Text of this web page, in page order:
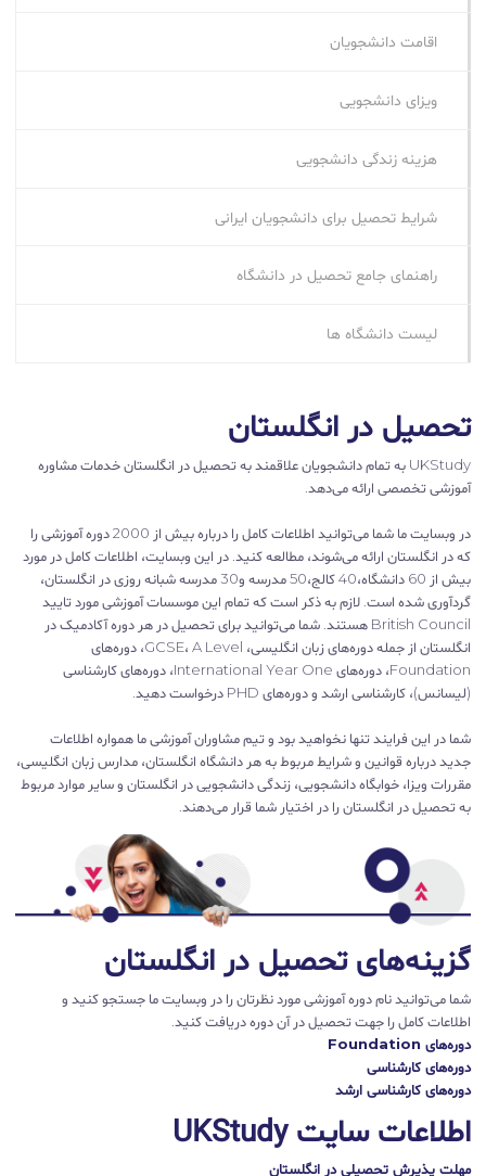
اقامت دانشجویان
ویزای دانشجویی
هزینه زندگی دانشجویی
شرایط تحصیل برای دانشجویان ایرانی
راهنمای جامع تحصیل در دانشگاه
لیست دانشگاه ها
تحصیل در انگلستان
UKStudy به تمام دانشجویان علاقمند به تحصیل در انگلستان خدمات مشاوره
آموزشی تخصصی ارائه می‌دهد.
در وبسایت ما شما می‌توانید اطلاعات کامل را درباره بیش از 2000 دوره آموزشی را
که در انگلستان ارائه می‌شوند، مطالعه کنید. در این وبسایت، اطلاعات کامل در مورد
بیش از 60 دانشگاه،40 کالج،50 مدرسه و30 مدرسه شبانه روزی در انگلستان،
گردآوری شده است. لازم به ذکر است که تمام این موسسات آموزشی مورد تایید
British Council هستند. شما می‌توانید برای تحصیل در هر دوره آکادمیک در
انگلستان از جمله دوره‌های زبان انگلیسی، GCSE، A Level، دوره‌های
Foundation، دوره‌های International Year One، دوره‌های کارشناسی
(لیسانس)، کارشناسی ارشد و دوره‌های PHD درخواست دهید.
شما در این فرایند تنها نخواهید بود و تیم مشاوران آموزشی ما همواره اطلاعات
جدید درباره قوانین و شرایط مربوط به هر دانشگاه انگلستان، مدارس زبان انگلیسی،
مقررات ویزا، خوابگاه دانشجویی، زندگی دانشجویی در انگلستان و سایر موارد مربوط
به تحصیل در انگلستان را در اختیار شما قرار می‌دهند.
گزینه‌های تحصیل در انگلستان
شما می‌توانید نام دوره‌ آموزشی مورد نظرتان را در وبسایت ما جستجو کنید و
اطلاعات کامل را جهت تحصیل در آن دوره دریافت کنید.
دوره‌های Foundation
دوره‌های کارشناسی
دوره‌های کارشناسی ارشد
اطلاعات سایت UKStudy
مهلت پذیرش تحصیلی در انگلستان